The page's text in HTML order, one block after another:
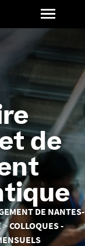
de
DE NANTES-
COLLOQUES -